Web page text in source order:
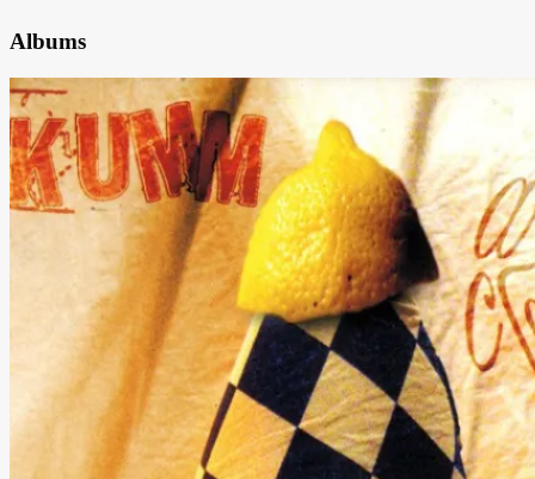
Albums